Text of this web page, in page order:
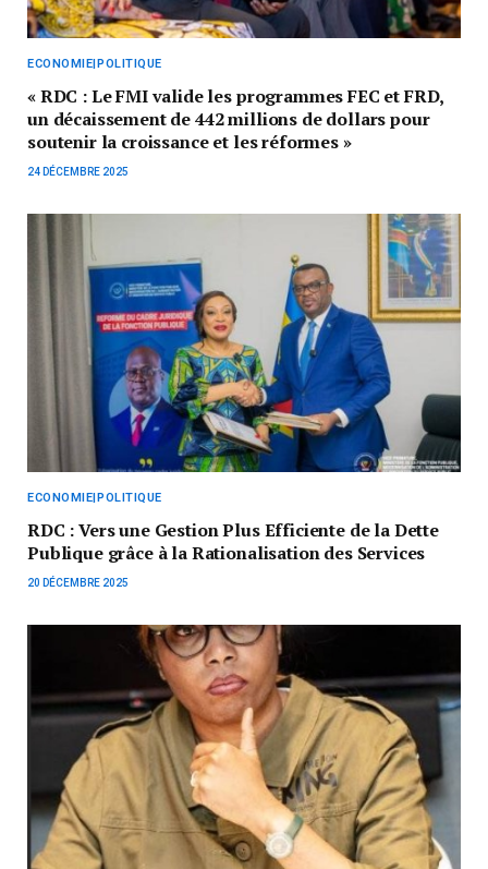
ECONOMIE|POLITIQUE
« RDC : Le FMI valide les programmes FEC et FRD,
un décaissement de 442 millions de dollars pour
soutenir la croissance et les réformes »
24 DÉCEMBRE 2025
ECONOMIE|POLITIQUE
RDC : Vers une Gestion Plus Efficiente de la Dette
Publique grâce à la Rationalisation des Services
20 DÉCEMBRE 2025